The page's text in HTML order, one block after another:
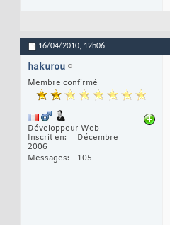
16/04/2010, 12h06
hakurou
Membre confirmé
Développeur Web
Inscrit en
Décembre
2006
Messages
105